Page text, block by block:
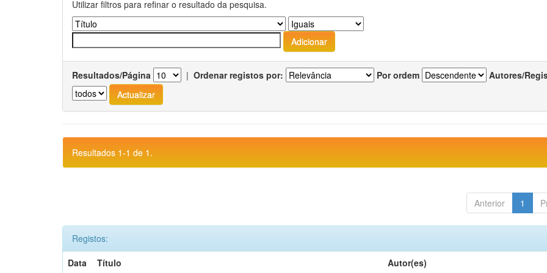
Utilizar filtros para refinar o resultado da pesquisa.
Resultados/Página | Ordenar registos por: Por ordem Autores/
Resultados 1-1 de 1.
Anterior 1
Registos:
Data
Título Autor(es)